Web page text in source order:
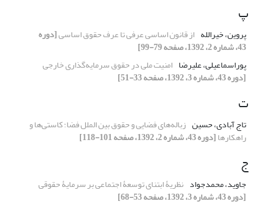
پ
پروین، خیرالله از قانون اساسی عرفی تا عرف حقوق اساسی[دوره
43، شماره 2، 1392، صفحه 79-99]
پوراسماعیلی، علیرضا امنیت ملی در حقوق سرمایه‌گذاری خارجی
[دوره 43، شماره 3، 1392، صفحه 33-51]
ت
تاج آبادی، حسین زباله‌های فضایی و حقوق بین الملل فضا؛ کاستی‌ها و
راهکارها[دوره 43، شماره 2، 1392، صفحه 101-118]
ج
جاوید، محمدجواد نظریۀ ابتنای توسعۀ اجتماعی بر سرمایۀ حقوقی
[دوره 43، شماره 3، 1392، صفحه 53-68]